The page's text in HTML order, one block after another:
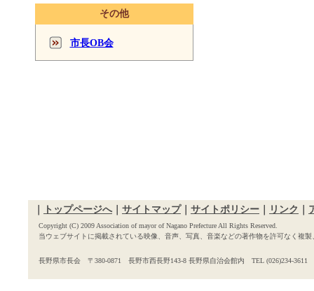
その他
市長OB会
トップページへ サイトマップ｜ サイトポリシー リンク
Copyright (C) 2009 Association of mayor of Nagano Prefecture All Rights Reserved.
当ウェブサイトに掲載されている映像、音声、写真、音楽などの著作物を許可なく複
長野県市長会 〒380-0871 長野市西長野143-8 長野県自治会館内 TEL (026)234-3611